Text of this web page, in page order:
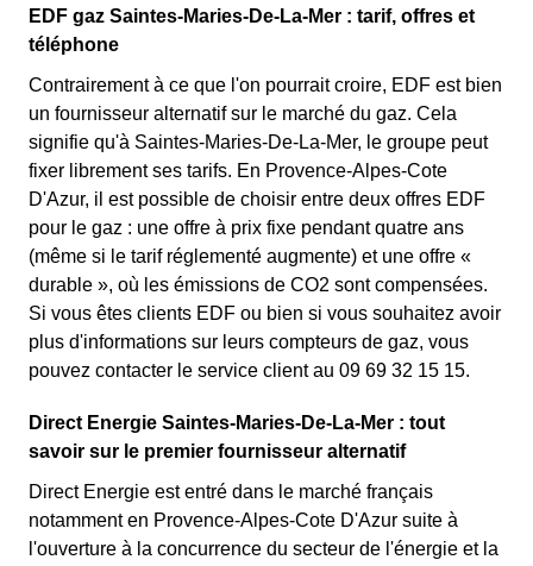
EDF gaz Saintes-Maries-De-La-Mer : tarif, offres et
téléphone
Contrairement à ce que l'on pourrait croire, EDF est bien
un fournisseur alternatif sur le marché du gaz. Cela
signifie qu'à Saintes-Maries-De-La-Mer, le groupe peut
fixer librement ses tarifs. En Provence-Alpes-Cote
D'Azur, il est possible de choisir entre deux offres EDF
pour le gaz : une offre à prix fixe pendant quatre ans
(même si le tarif réglementé augmente) et une offre «
durable », où les émissions de CO2 sont compensées.
Si vous êtes clients EDF ou bien si vous souhaitez avoir
plus d'informations sur leurs compteurs de gaz, vous
pouvez contacter le service client au 09 69 32 15 15.
Direct Energie Saintes-Maries-De-La-Mer : tout
savoir sur le premier fournisseur alternatif
Direct Energie est entré dans le marché français
notamment en Provence-Alpes-Cote D'Azur suite à
l'ouverture à la concurrence du secteur de l'énergie et la